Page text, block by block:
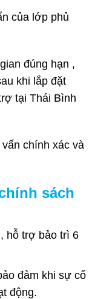
của lớp phủ
đúng hạn ,
khi lắp đặt
tại Thái Bình
chính xác và
sách
, hỗ trợ bảo trì 6
đảm khi sự cố
động.